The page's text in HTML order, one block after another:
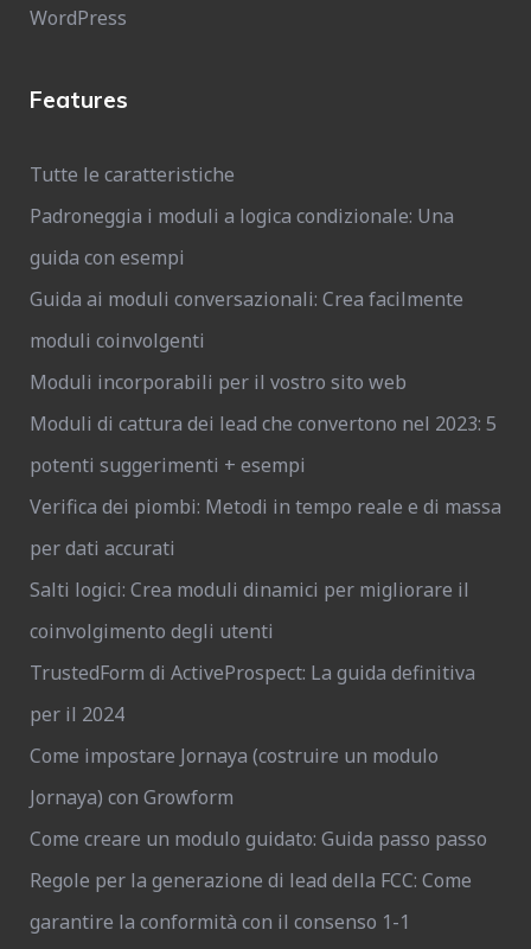
WordPress
Features
Tutte le caratteristiche
Padroneggia i moduli a logica condizionale: Una
guida con esempi
Guida ai moduli conversazionali: Crea facilmente
moduli coinvolgenti
Moduli incorporabili per il vostro sito web
Moduli di cattura dei lead che convertono nel 2023: 5
potenti suggerimenti + esempi
Verifica dei piombi: Metodi in tempo reale e di massa
per dati accurati
Salti logici: Crea moduli dinamici per migliorare il
coinvolgimento degli utenti
TrustedForm di ActiveProspect: La guida definitiva
per il 2024
Come impostare Jornaya (costruire un modulo
Jornaya) con Growform
Come creare un modulo guidato: Guida passo passo
Regole per la generazione di lead della FCC: Come
garantire la conformità con il consenso 1-1